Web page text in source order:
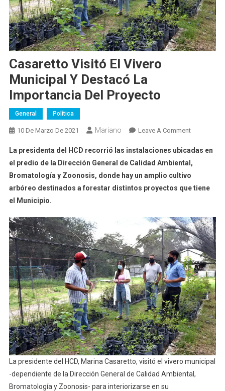
Casaretto Visitó El Vivero
Municipal Y Destacó La
Importancia Del Proyecto
General Política
10 De Marzo De 2021 Mariano Leave A CommentOn
Visitó
El
Vivero
Municipal
La
Importancia
Del
Proyecto
La presidenta del HCD recorrió las instalaciones ubicadas en
el predio de la Dirección General de Calidad Ambiental,
Bromatología y Zoonosis, donde hay un amplio cultivo
arbóreo destinados a forestar distintos proyectos que tiene
el Municipio.
La presidente del HCD, Marina Casaretto, visitó el vivero municipal
-dependiente de la Dirección General de Calidad Ambiental,
Bromatología y Zoonosis- para interiorizarse en su